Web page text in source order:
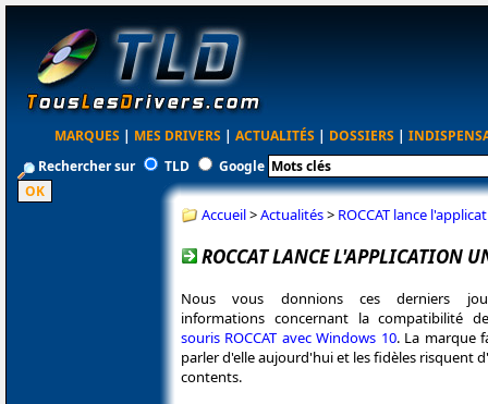
MARQUES | MES DRIVERS | ACTUALITÉS | DOSSIERS |
Rechercher sur
TLD Google
Accueil>Actualités> ROCCAT lance
ROCCAT LANCE L'APPLICATION
Nous vous donnions ces derniers
informations concernant la compatibilité
souris ROCCAT avec Windows 10. La marque
parler d'elle aujourd'hui et les fidèles risquent
contents.